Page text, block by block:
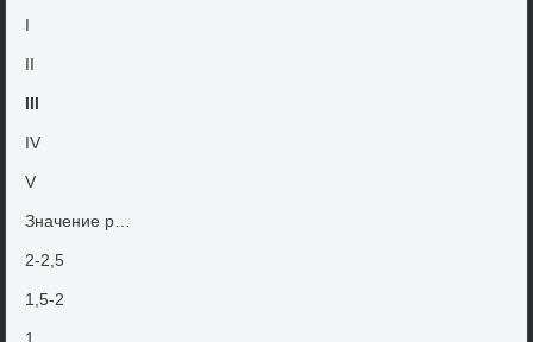
I
II
III
IV
V
Значение p…
2-2,5
1,5-2